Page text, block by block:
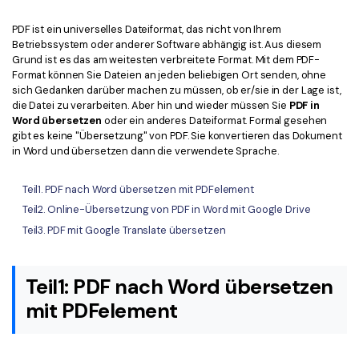
PDF OCR
PDF-Daten extrahieren
PDF freigeben
eSign PDFs rechtmäßig Neu
Branchen
IT-Dienstleistung
Rechtliches
Finanzen
Regierung
Kontakt zum Support
Was ist NEU
Benutzerhandbuch
PDFelement für Windows
PDFelement für Mac
PDFelement für Android
Kostenlose PDF-Vorlagen
PDF ist ein universelles Dateiformat, das nicht von Ihrem
Betriebssystem oder anderer Software abhängig ist. Aus diesem
Grund ist es das am weitesten verbreitete Format. Mit dem PDF-
Format können Sie Dateien an jeden beliebigen Ort senden, ohne
sich Gedanken darüber machen zu müssen, ob er/sie in der Lage ist,
die Datei zu verarbeiten. Aber hin und wieder müssen Sie PDF in
Word übersetzen oder ein anderes Dateiformat. Formal gesehen
gibt es keine "Übersetzung" von PDF. Sie konvertieren das Dokument
in Word und übersetzen dann die verwendete Sprache.
Teil1. PDF nach Word übersetzen mit PDFelement
Teil2. Online-Übersetzung von PDF in Word mit Google Drive
Teil3. PDF mit Google Translate übersetzen
Teil1: PDF nach Word übersetzen
mit PDFelement